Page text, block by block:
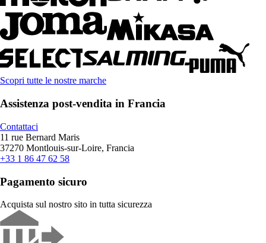
Scopri tutte le nostre marche
Assistenza post-vendita in Francia
Contattaci
11 rue Bernard Maris
37270 Montlouis-sur-Loire, Francia
+33 1 86 47 62 58
Pagamento sicuro
Acquista sul nostro sito in tutta sicurezza